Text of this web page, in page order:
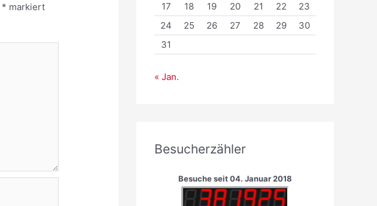
* markiert
17
18 19 20 21 22
23
24
25 26 27 28 29
30
31
« Jan.
Besucherzähler
Besuche seit 04. Januar 2018